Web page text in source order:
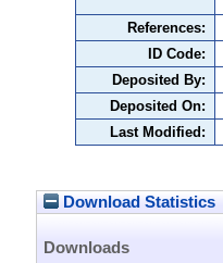
References:
ID Code:
Deposited By:
Deposited On:
Last Modified:
Download Statistics
Downloads